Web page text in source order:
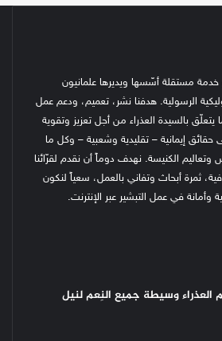
خدمة مستقلة أسّسها ويديرها علمانيون
الرسولية. هدفنا نشر، تعميم، ودعم عمل
بالسيدة العذراء من أجل تعزيز وتقوية
حقائق إيمانية – تقليدية وشعبية – وكل ما
وتعاليم الكنيسة. نهدف دوماً أن نقدم لقرّائنا
ثمرة أبحاث وتفاني بالعمل، سعياً لنكون
وأمانة في عمل التبشير عبر الإنترنت.
العذراء وسيطة جميع النِعم لنيل